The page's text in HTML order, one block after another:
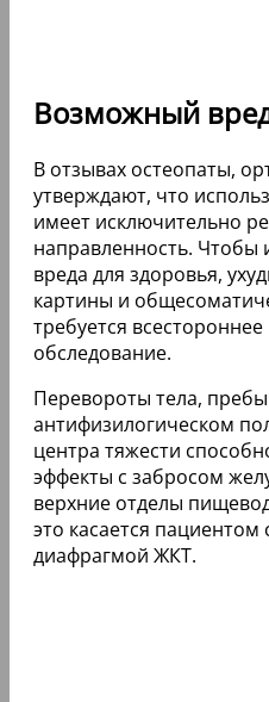
Возможный
В отзывах остеопаты,
утверждают, что
имеет исключительно
направленность. Чтобы
вреда для здоровья,
картины и
требуется
обследование.
Перевороты тела,
антифизилогическом
центра тяжести
эффекты с забросом
верхние отделы
это касается пациентом
диафрагмой ЖКТ.